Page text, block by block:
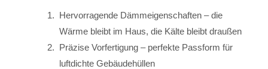
Hervorragende Dämmeigenschaften – die
Wärme bleibt im Haus, die Kälte bleibt draußen
Präzise Vorfertigung – perfekte Passform für
luftdichte Gebäudehüllen